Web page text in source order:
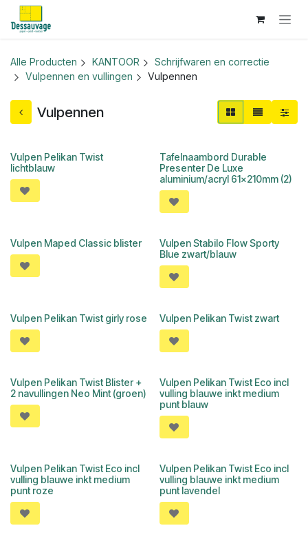
Overslaan naar inhoud
Alle Producten KANTOOR
Schrijfwaren en correctie
Vulpennen en vullingen
Vulpennen
Vulpennen
Vulpen Pelikan Twist
lichtblauw
Tafelnaambord Durable
Presenter De Luxe
aluminium/acryl 61x210mm (2)
Vulpen Maped Classic blister
Vulpen Stabilo Flow Sporty
Blue zwart/blauw
Vulpen Pelikan Twist girly rose Vulpen Pelikan Twist zwart
Vulpen Pelikan Twist Blister +
2 navullingen Neo Mint (groen)
Vulpen Pelikan Twist Eco incl
vulling blauwe inkt medium
punt blauw
Vulpen Pelikan Twist Eco incl
vulling blauwe inkt medium
punt roze
Vulpen Pelikan Twist Eco incl
vulling blauwe inkt medium
punt lavendel